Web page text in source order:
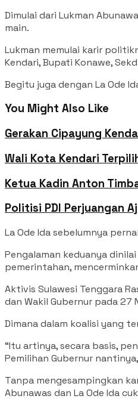
Dimulai dari Lukman
main.
Lukman memulai karir
Kendari, Bupati Konawe,
Begitu juga dengan La Ode
You Might Also Like
Gerakan Cipayung
Wali Kota Kendari
Ketua Kadin Anton
Politisi PDI Perjuangan
La Ode Ida sebelumnya
Pengalaman keduanya
pemerintahan,
Aktivis Sulawesi Tenggara
dan Wakil Gubernur pada
Dimana dalam koalisi yang
“Itu artinya, secara basis,
Pemilihan Gubernur
Tanpa mengesampingkan
Abunawas dan La Ode Ida